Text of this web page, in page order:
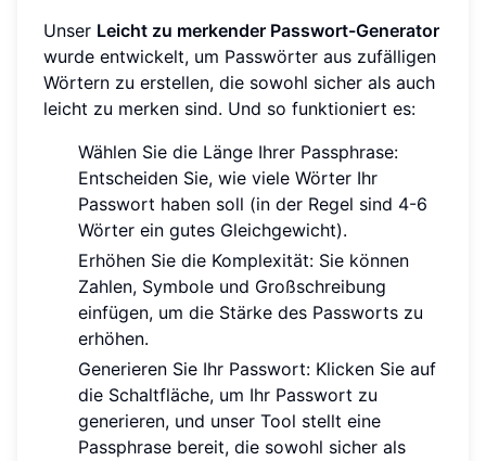
Unser Leicht zu merkender Passwort-Generator
wurde entwickelt, um Passwörter aus zufälligen
Wörtern zu erstellen, die sowohl sicher als auch
leicht zu merken sind. Und so funktioniert es:
Wählen Sie die Länge Ihrer Passphrase:
Entscheiden Sie, wie viele Wörter Ihr
Passwort haben soll (in der Regel sind 4-6
Wörter ein gutes Gleichgewicht).
Erhöhen Sie die Komplexität: Sie können
Zahlen, Symbole und Großschreibung
einfügen, um die Stärke des Passworts zu
erhöhen.
Generieren Sie Ihr Passwort: Klicken Sie auf
die Schaltfläche, um Ihr Passwort zu
generieren, und unser Tool stellt eine
Passphrase bereit, die sowohl sicher als